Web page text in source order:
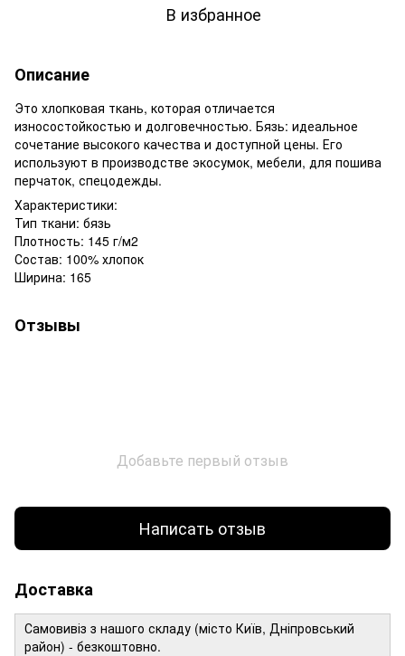
В избранное
Описание
Это хлопковая ткань, которая отличается
износостойкостью и долговечностью. Бязь: идеальное
сочетание высокого качества и доступной цены. Его
используют в производстве экосумок, мебели, для пошива
перчаток, спецодежды.
Характеристики:
Тип ткани: бязь
Плотность: 145 г/м2
Состав: 100% хлопок
Ширина: 165
Отзывы
Добавьте первый отзыв
Написать отзыв
Доставка
Самовивіз з нашого складу (місто Київ, Дніпровський
район) - безкоштовно.